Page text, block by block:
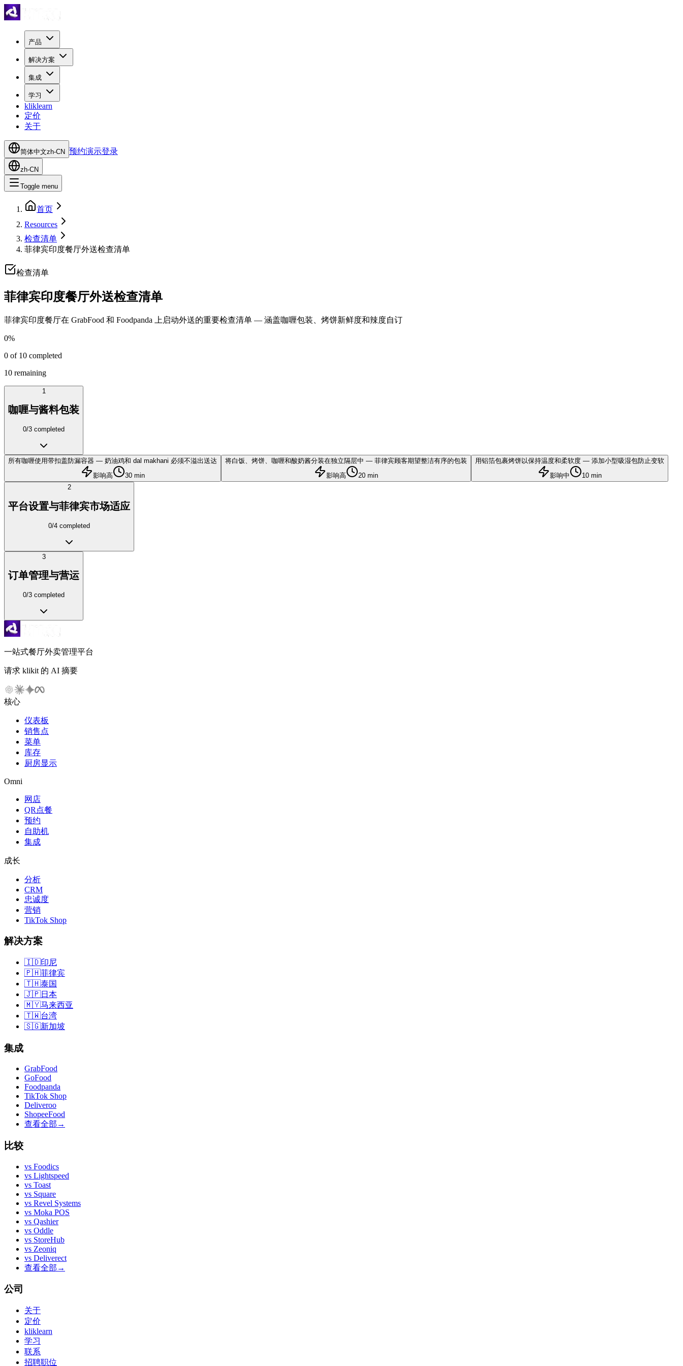
产品
解决方案
集成
学习
kliklearn
定价
关于
简体中文zh-CN 预约演示登录
zh-CN
Toggle menu
首页
Resources
检查清单
菲律宾印度餐厅外送检查清单
检查清单
菲律宾印度餐厅外送检查清单
菲律宾印度餐厅在 GrabFood 和 Foodpanda 上启动外送的重要检查清单 — 涵盖咖喱包装、烤饼新鲜度和辣度自订
0%
0 of 10 completed
10 remaining
1
咖喱与酱料包装
0/3 completed
所有咖喱使用带扣盖防漏容器 — 奶油鸡和 dal makhani 必须不溢出送达
影响高
30 min
将白饭、烤饼、咖喱和酸奶酱分装在独立隔层中 — 菲律宾顾客期望整洁有序的包装
影响高
20 min
用铝箔包裹烤饼以保持温度和柔软度 — 添加小型吸湿包防止变软
影响中
10 min
2
平台设置与菲律宾市场适应
0/4 completed
3
订单管理与营运
0/3 completed
一站式餐厅外卖管理平台
请求 klikit 的 AI 摘要
核心
仪表板
销售点
菜单
库存
厨房显示
Omni
网店
QR点餐
预约
自助机
集成
成长
分析
CRM
忠诚度
营销
TikTok Shop
解决方案
🇮🇩印尼
🇵🇭菲律宾
🇹🇭泰国
🇯🇵日本
🇲🇾马来西亚
🇹🇼台湾
🇸🇬新加坡
集成
GrabFood
GoFood
Foodpanda
TikTok Shop
Deliveroo
ShopeeFood
查看全部 →
比较
vs Foodics
vs Lightspeed
vs Toast
vs Square
vs Revel Systems
vs Moka POS
vs Qashier
vs Oddle
vs StoreHub
vs Zeoniq
vs Deliverect
查看全部 →
公司
关于
定价
kliklearn
学习
联系
招聘职位